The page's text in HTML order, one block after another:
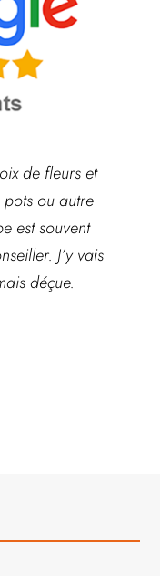
de fleurs et
pots ou autre
est souvent
J’y vais
déçue.